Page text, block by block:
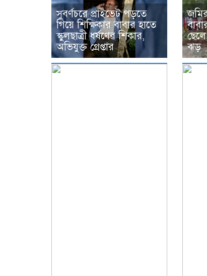
সুবর্ণচরে প্রাইভেট পড়তে
গিয়ে শিক্ষিকার বাবার হাতে
স্কুলছাত্রী ধর্ষণের শিকার,
অভিযুক্ত গ্রেপ্তার
ঝড়